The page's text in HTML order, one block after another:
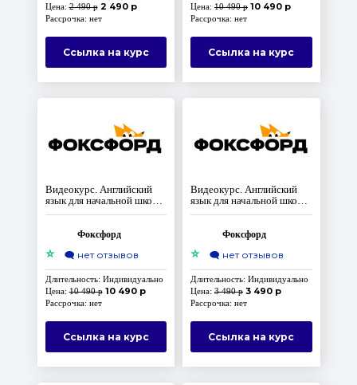
Цена:2 490 р 2 490 р
Рассрочка: нет
Ссылка на курс
Цена: 10 490 р 10 490 р
Рассрочка: нет
Ссылка на курс
Видеокурс. Английский
язык для начальной школы.
Уровень Pre-Intermediate
Фоксфорд
⭐ 🗨️ нет отзывов
Длительность: Индивидуально
Цена:10 490 р 10 490 р
Рассрочка: нет
Ссылка на курс
Видеокурс. Английский
язык для начальной школы.
English Lab: творчество
Фоксфорд
⭐ 🗨️ нет отзывов
Длительность: Индивидуально
Цена: 3 490 р 3 490 р
Рассрочка: нет
Ссылка на курс